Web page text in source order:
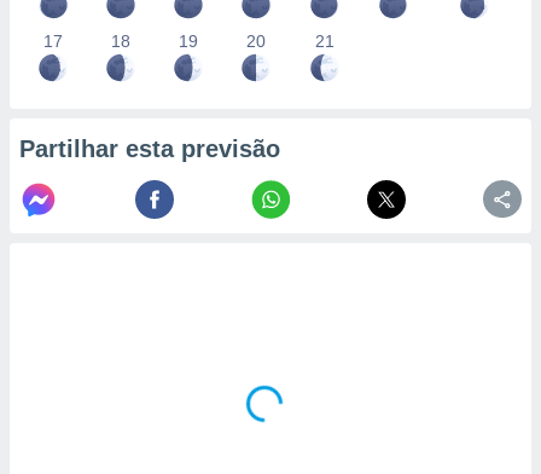
17 18 19 20 21
Partilhar esta previsão